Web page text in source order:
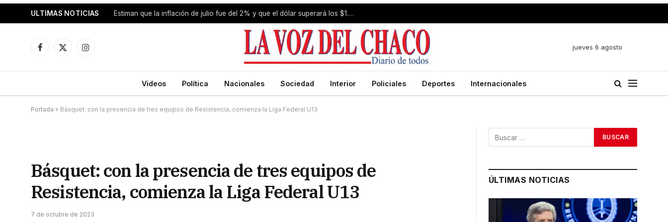
ULTIMAS NOTICIAS Estiman que la inflación de julio fue del 2% y que el dólar superará los $1.650 a fin de año
Facebook
X
Instagram
jueves 6 agosto
Videos Política Nacionales Sociedad Interior Policiales Deportes Internacionales
Portada » Básquet: con la presencia de tres equipos de Resistencia, comienza la Liga Federal U13
Básquet: con la presencia de tres equipos de
Resistencia, comienza la Liga Federal U13
7 de octubre de 2023
ÚLTIMAS NOTICIAS